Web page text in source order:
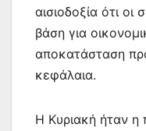
αισιοδοξία ότι
βάση για
αποκατάσταση
κεφάλαια.
Η Κυριακή ήταν η